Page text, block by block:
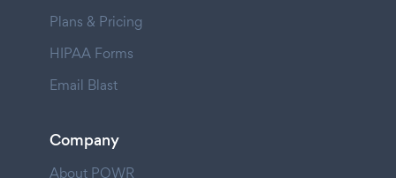
Plans & Pricing
HIPAA Forms
Email Blast
Company
About POWR